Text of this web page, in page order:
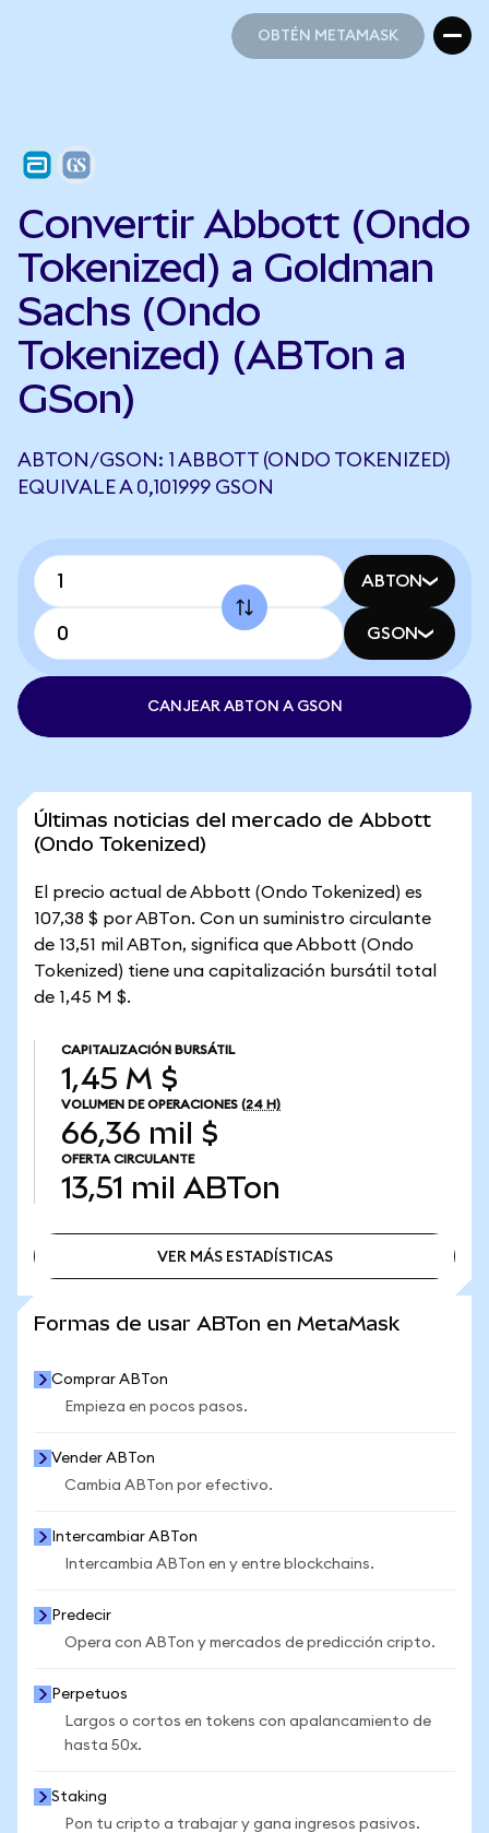
OBTÉN METAMASK
Convertir Abbott (Ondo
Tokenized) a Goldman
Sachs (Ondo
Tokenized) (ABTon a
GSon)
ABTON/GSON: 1 ABBOTT (ONDO TOKENIZED)
EQUIVALE A 0,101999 GSON
ABTON
GSON
CANJEAR ABTON A GSON
Últimas noticias del mercado de Abbott
(Ondo Tokenized)
El precio actual de Abbott (Ondo Tokenized) es
107,38 $ por ABTon. Con un suministro circulante
de 13,51 mil ABTon, significa que Abbott (Ondo
Tokenized) tiene una capitalización bursátil total
de 1,45 M $.
CAPITALIZACIÓN BURSÁTIL
1,45 M $
VOLUMEN DE OPERACIONES (24 H)
66,36 mil $
OFERTA CIRCULANTE
13,51 mil ABTon
VER MÁS ESTADÍSTICAS
Formas de usar ABTon en MetaMask
Comprar ABTon
Empieza en pocos pasos.
Vender ABTon
Cambia ABTon por efectivo.
Intercambiar ABTon
Intercambia ABTon en y entre blockchains.
Predecir
Opera con ABTon y mercados de predicción cripto.
Perpetuos
Largos o cortos en tokens con apalancamiento de
hasta 50x.
Staking
Pon tu cripto a trabajar y gana ingresos pasivos.